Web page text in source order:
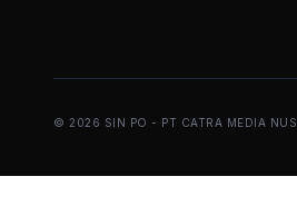
© 2026 SIN PO - PT CATRA MEDIA